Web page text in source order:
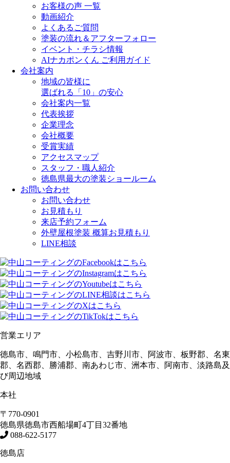
お客様の声 一覧
動画紹介
よくあるご質問
塗装の流れ＆アフターフォロー
イベント・チラシ情報
AIナカポンくん ご利用ガイド
会社案内
地域の皆様に
選ばれる「10」の安心
会社案内一覧
代表挨拶
企業理念
会社概要
受賞実績
アクセスマップ
スタッフ・職人紹介
徳島県最大の塗装ショールーム
お問い合わせ
お問い合わせ
お見積もり
来店予約フォーム
外壁屋根塗装 概算お見積もり
LINE相談
営業エリア
徳島市、鳴門市、小松島市、吉野川市、阿波市、板野郡、名東
郡、名西郡、勝浦郡、南あわじ市、洲本市、阿南市、淡路島及
び周辺地域
本社
〒770-0901
徳島県徳島市西船場町4丁目32番地
088-622-5177
徳島店